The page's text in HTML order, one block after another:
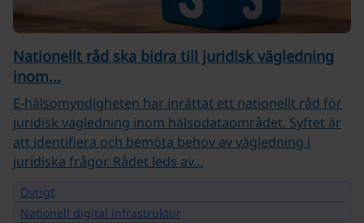
Nationellt råd ska bidra till juridisk vägledning
inom...
E-hälsomyndigheten har inrättat ett nationellt råd för
juridisk vägledning inom hälsodataområdet. Syftet är
att identifiera och bemöta behov av vägledning i
juridiska frågor. Rådet leds av...
Övrigt
Nationell digital infrastruktur